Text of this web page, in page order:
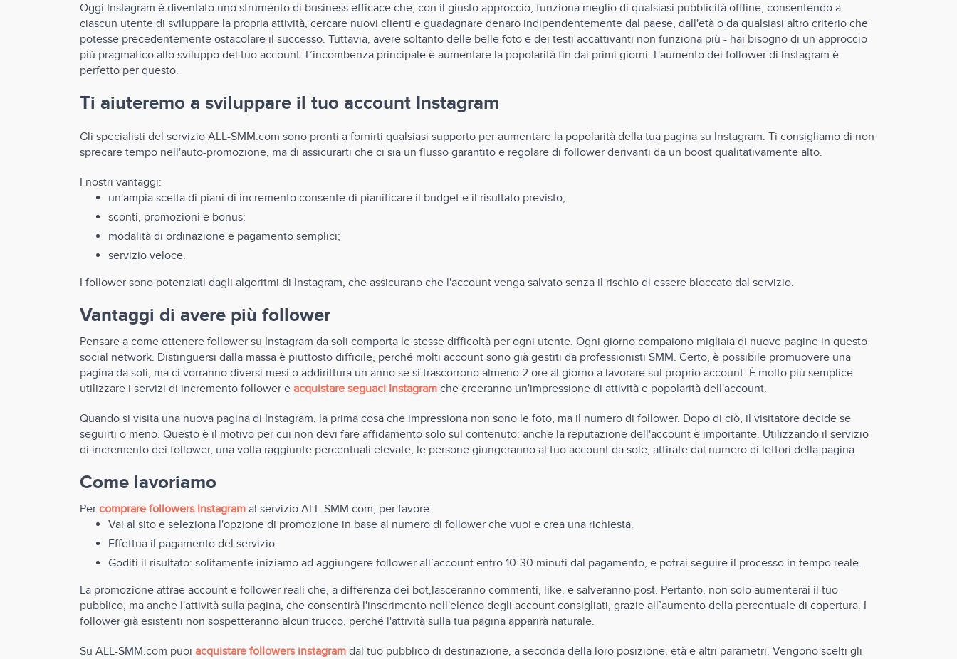
Oggi Instagram è diventato uno strumento di business efficace che, con il giusto approccio, funziona meglio di qualsiasi pubblicità offline, consentendo a
ciascun utente di sviluppare la propria attività, cercare nuovi clienti e guadagnare denaro indipendentemente dal paese, dall'età o da qualsiasi altro criterio che
potesse precedentemente ostacolare il successo. Tuttavia, avere soltanto delle belle foto e dei testi accattivanti non funziona più - hai bisogno di un approccio
più pragmatico allo sviluppo del tuo account. L’incombenza principale è aumentare la popolarità fin dai primi giorni. L'aumento dei follower di Instagram è
perfetto per questo.
Ti aiuteremo a sviluppare il tuo account Instagram
Gli specialisti del servizio ALL-SMM.com sono pronti a fornirti qualsiasi supporto per aumentare la popolarità della tua pagina su Instagram. Ti consigliamo di non
sprecare tempo nell'auto-promozione, ma di assicurarti che ci sia un flusso garantito e regolare di follower derivanti da un boost qualitativamente alto.
I nostri vantaggi:
un'ampia scelta di piani di incremento consente di pianificare il budget e il risultato previsto;
sconti, promozioni e bonus;
modalità di ordinazione e pagamento semplici;
servizio veloce.
I follower sono potenziati dagli algoritmi di Instagram, che assicurano che l'account venga salvato senza il rischio di essere bloccato dal servizio.
Vantaggi di avere più follower
Pensare a come ottenere follower su Instagram da soli comporta le stesse difficoltà per ogni utente. Ogni giorno compaiono migliaia di nuove pagine in questo
social network. Distinguersi dalla massa è piuttosto difficile, perché molti account sono già gestiti da professionisti SMM. Certo, è possibile promuovere una
pagina da soli, ma ci vorranno diversi mesi o addirittura un anno se si trascorrono almeno 2 ore al giorno a lavorare sul proprio account. È molto più semplice
utilizzare i servizi di incremento follower e acquistare seguaci Instagram che creeranno un'impressione di attività e popolarità dell'account.
Quando si visita una nuova pagina di Instagram, la prima cosa che impressiona non sono le foto, ma il numero di follower. Dopo di ciò, il visitatore decide se
seguirti o meno. Questo è il motivo per cui non devi fare affidamento solo sul contenuto: anche la reputazione dell'account è importante. Utilizzando il servizio
di incremento dei follower, una volta raggiunte percentuali elevate, le persone giungeranno al tuo account da sole, attirate dal numero di lettori della pagina.
Come lavoriamo
Per comprare followers Instagram al servizio ALL-SMM.com, per favore:
Vai al sito e seleziona l'opzione di promozione in base al numero di follower che vuoi e crea una richiesta.
Effettua il pagamento del servizio.
Goditi il risultato: solitamente iniziamo ad aggiungere follower all’account entro 10-30 minuti dal pagamento, e potrai seguire il processo in tempo reale.
La promozione attrae account e follower reali che, a differenza dei bot,lasceranno commenti, like, e salveranno post. Pertanto, non solo aumenterai il tuo
pubblico, ma anche l'attività sulla pagina, che consentirà l'inserimento nell'elenco degli account consigliati, grazie all’aumento della percentuale di copertura. I
follower già esistenti non sospetteranno alcun trucco, perché l'attività sulla tua pagina apparirà naturale.
Su ALL-SMM.com puoi acquistare followers instagram dal tuo pubblico di destinazione, a seconda della loro posizione, età e altri parametri. Vengono scelti gli